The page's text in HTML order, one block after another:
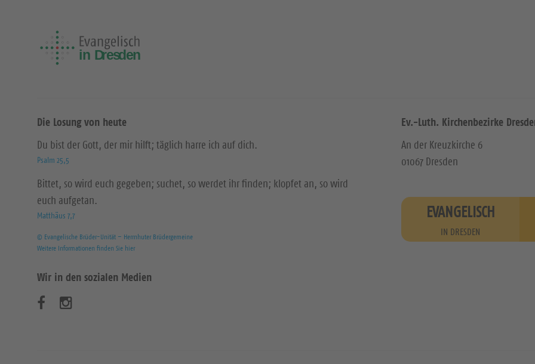
Die Losung von heute
Du bist der Gott, der mir hilft; täglich harre ich auf dich.
Psalm 25,5
Bittet, so wird euch gegeben; suchet, so werdet ihr finden; klopfet an, so wird
euch aufgetan.
Matthäus 7,7
© Evangelische Brüder-Unität – Herrnhuter Brüdergemeine
Weitere Informationen finden Sie hier
Wir in den sozialen Medien
Ev.-Luth. Kirchenbezirke
An der Kreuzkirche 6
01067 Dresden
EVANGELISCH
IN DRESDEN